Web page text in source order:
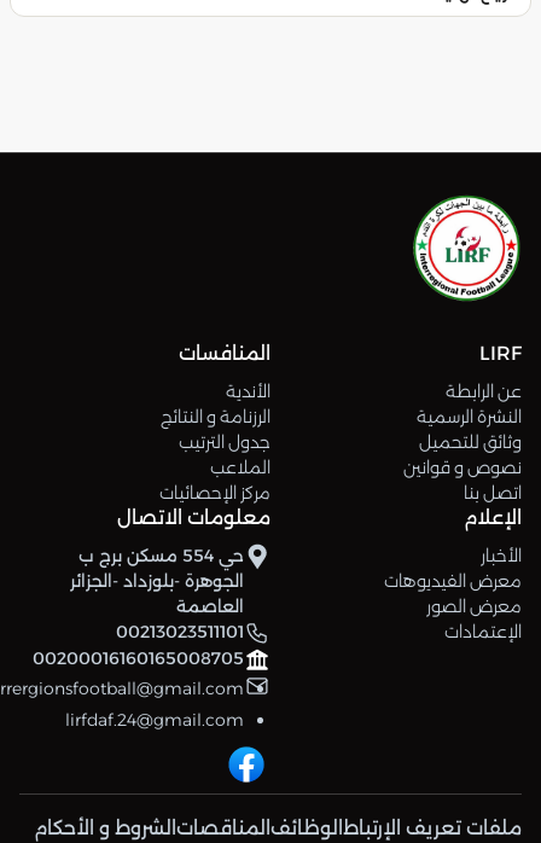
LIRF
عن الرابطة
النشرة الرسمية
وثائق للتحميل
نصوص و قوانين
اتصل بنا
المنافسات
الأندية
الرزنامة و النتائج
جدول الترتيب
الملاعب
مركز الإحصائيات
الإعلام
الأخبار
معرض الفيديوهات
معرض الصور
الإعتمادات
معلومات الاتصال
حي 554 مسكن برج ب
الجوهرة -بلوزداد -الجزائر
العاصمة
00213023511101
00200016160165008705
lirfdaf.24@gmail.com
ملفات تعريف الإرتباط الوظائف المناقصات الشروط و الأحكام